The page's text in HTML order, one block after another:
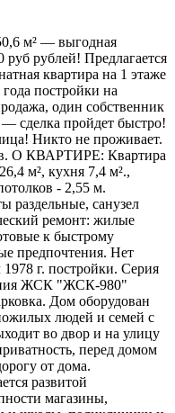
м² — выгодная
руб рублей! Предлагается
квартира на 1 этаже
постройки на
один собственник
сделка пройдет быстро!
Никто не проживает.
О КВАРТИРЕ: Квартира
м², кухня 7,4 м².,
- 2,55 м.
раздельные, санузел
ремонт: жилые
к быстрому
предпочтения. Нет
г. постройки. Серия
ЖСК "ЖСК-980"
Дом оборудован
людей и семей с
во двор и на улицу
перед домом
от дома.
развитой
магазины,